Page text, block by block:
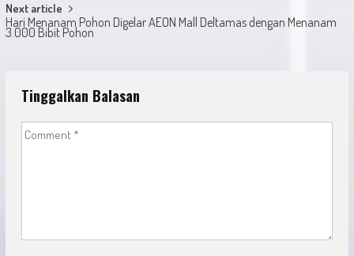
Next article
Hari Menanam Pohon Digelar AEON Mall Deltamas dengan Menanam
3.000 Bibit Pohon
Tinggalkan Balasan